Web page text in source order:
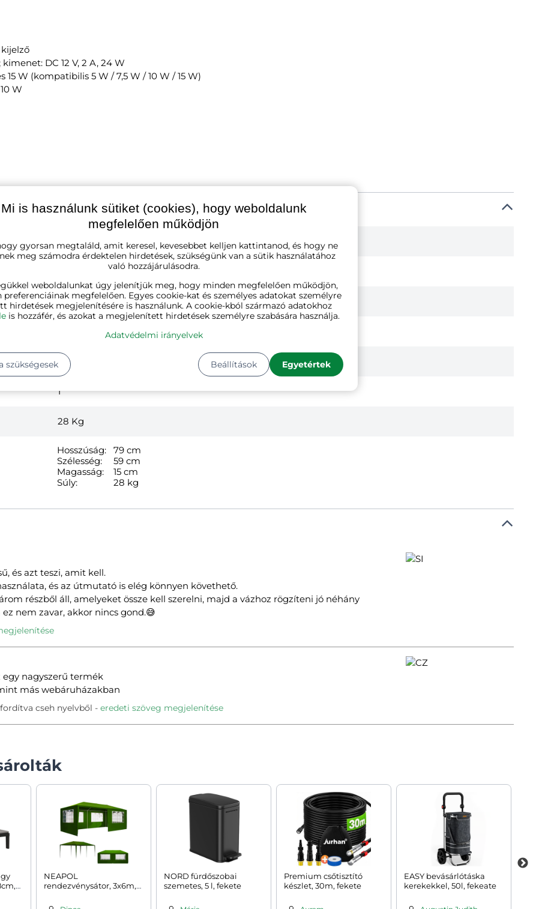
DC 12 V, 2 A, 24 W
W (kompatibilis 5 W / 7,5 W / 10 W / 15 W)
W
fekete
72-117 cm
70cm
1
28 Kg
Hosszúság:
79 cm
Szélesség:
59 cm
Magasság:
15 cm
Súly:
28 kg
és azt teszi, amit kell.
és az útmutató is elég könnyen követhető.
részből áll, amelyeket össze kell szerelni, majd a vázhoz rögzíteni jó néhány
ez nem zavar, akkor nincs gond.😅
egy nagyszerű termék
más webáruházakban
cseh nyelvből eredeti szöveg megjelenítése
NEAPOL
rendezvénysátor, 3x6m,
NORD fürdőszobai
szemetes, 5 l, fekete
Premium csőtisztító
készlet, 30m, fekete
EASY bevásárlótáska
kerekekkel, 50l, fekeate
Mi is használunk sütiket (cookies), hogy weboldalunk
megfelelően működjön
gyorsan megtaláld, amit keresel, kevesebbet kelljen kattintanod, és hogy ne
meg számodra érdektelen hirdetések, szükségünk van a sütik használatához
való hozzájárulásodra.
weboldalunkat úgy jelenítjük meg, hogy minden megfelelően működjön,
preferenciáinak megfelelően. Egyes cookie-kat és személyes adatokat személyre
hirdetések megjelenítésére is használunk. A cookie-kból származó adatokhoz
is hozzáfér, és azokat a megjelenített hirdetések személyre szabására használja.
Adatvédelmi irányelvek
Beállítások Egyetértek
szükségesek